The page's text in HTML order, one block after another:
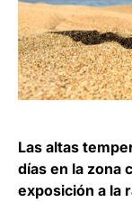
Las altas
días en la zona
exposición a la